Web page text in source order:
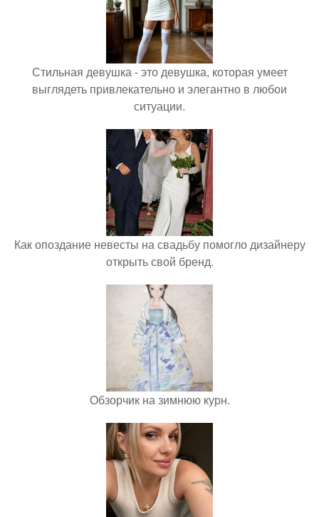
Стильная девушка - это девушка, которая умеет
выглядеть привлекательно и элегантно в любои
ситуации.
Как опоздание невесты на свадьбу помогло дизайнеру
открыть свой бренд.
Обзорчик на зимнюю курн.